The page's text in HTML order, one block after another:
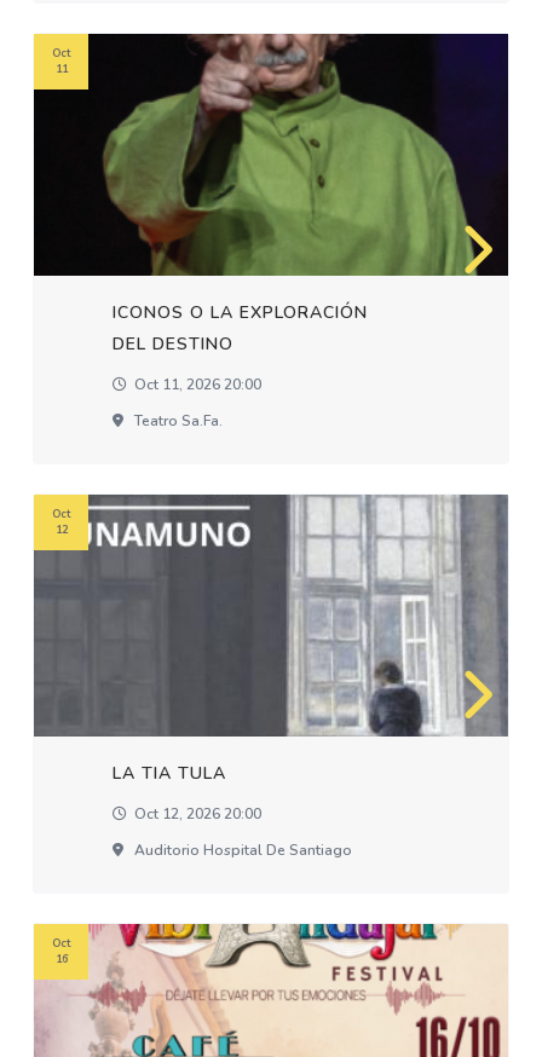
ICONOS O LA EXPLORACIÓN
DEL DESTINO
Oct 11, 2026 20:00
Teatro Sa.fa.
Oct
11
LA TIA TULA
Oct 12, 2026 20:00
Auditorio Hospital De Santiago
Oct
12
Oct
16